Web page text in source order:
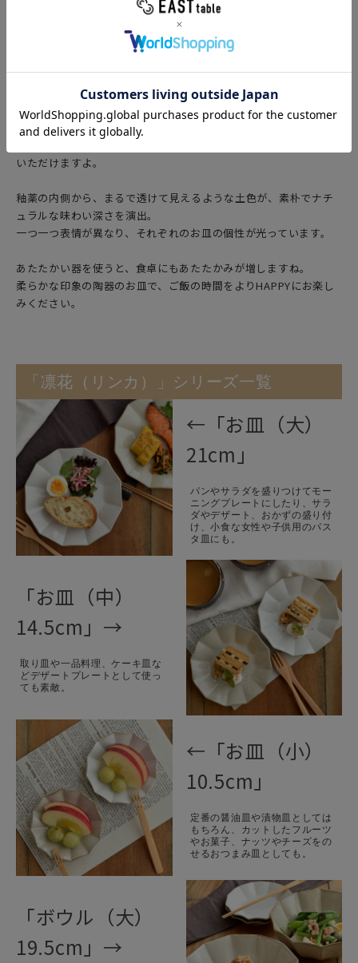
淡凛花（リンカ）シリーズには、茶色の土が使われています。
いただけますよ。
釉薬の内側から、まるで透けて見えるような土色が、素朴でナチ
ュラルな味わい深さを演出。
一つ一つ表情が異なり、それぞれのお皿の個性が光っています。
あたたかい器を使うと、食卓にもあたたかみが増しますね。
柔らかな印象の陶器のお皿で、ご飯の時間をよりHAPPYにお楽し
みください。
「凛花（リンカ）」シリーズ一覧
←「お皿（大）
21cm」
パンやサラダを盛りつけてモー
ニングプレートにしたり、サラ
ダやデザート、おかずの盛り付
け、小食な女性や子供用のパス
タ皿にも。
「お皿（中）
14.5cm」→
取り皿や一品料理、ケーキ皿な
どデザートプレートとして使っ
ても素敵。
←「お皿（小）
10.5cm」
定番の醤油皿や漬物皿としては
もちろん、カットしたフルーツ
やお菓子、ナッツやチーズをの
せるおつまみ皿としても。
「ボウル（大）
19.5cm」→